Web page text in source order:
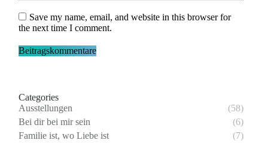
Save my name, email, and website in this browser for
the next time I comment.
Beitragskommentare
Categories
Ausstellungen
(58)
Bei dir bei mir sein
(6)
Familie ist, wo Liebe ist
(7)